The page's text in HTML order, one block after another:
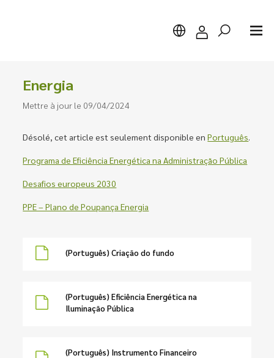
Chercher
Energia
Mettre à jour le 09/04/2024
Désolé, cet article est seulement disponible enPortuguês.
Programa de Eficiência Energética na Administração Pública
Desafios europeus 2030
PPE – Plano de Poupança Energia
(Português) Criação do fundo
(Português) Eficiência Energética na
Iluminação Pública
(Português) Instrumento Financeiro